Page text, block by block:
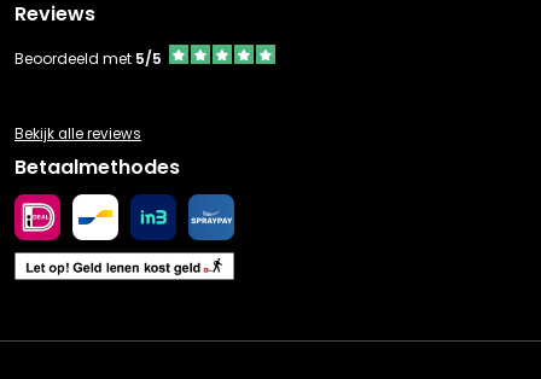
Reviews
Beoordeeld met 5/5
Bekijk alle reviews
Betaalmethodes